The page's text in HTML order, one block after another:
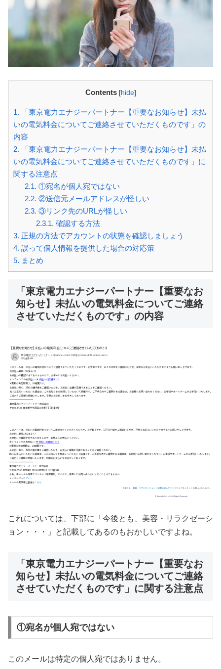
Contents [hide]
1. 「東京電力エナジーパートナー【重要なお知らせ】未払
いの電気料金についてご連絡させていただくものです」の
内容
2. 「東京電力エナジーパートナー【重要なお知らせ】未払
いの電気料金についてご連絡させていただくものです」に
関する注意点
2.1. ①宛名が個人宛ではない
2.2. ②送信元メールアドレスが怪しい
2.3. ③リンク先のURLが怪しい
2.3.1. 確認する方法
3. 正規の方法でアカウントの状態を確認しましょう
4. 誤って個人情報を提供した場合の対応策
5. まとめ
「東京電力エナジーパートナー【重要なお
知らせ】未払いの電気料金についてご連絡
させていただくものです」の内容
これについては、下部に「今後とも、美容・リラクゼーシ
ョン・・・」と記載してあるのもおかしいですよね。
「東京電力エナジーパートナー【重要なお
知らせ】未払いの電気料金についてご連絡
させていただくものです」に関する注意点
①宛名が個人宛ではない
このメールは特定の個人宛ではありません。